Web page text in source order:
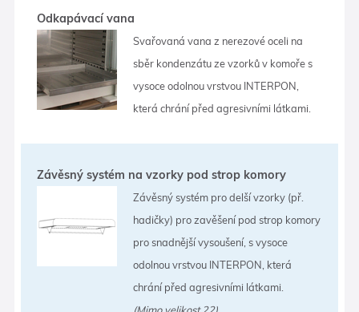
Odkapávací vana
Svařovaná vana z nerezové oceli na
sběr kondenzátu ze vzorků v komoře s
vysoce odolnou vrstvou INTERPON,
která chrání před agresivními látkami.
Závěsný systém na vzorky pod strop komory
Závěsný systém pro delší vzorky (př.
hadičky) pro zavěšení pod strop komory
pro snadnější vysoušení, s vysoce
odolnou vrstvou INTERPON, která
chrání před agresivními látkami.